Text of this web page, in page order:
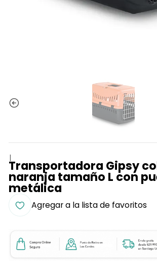
|
Transportadora Gipsy
naranja tamaño L con
metálica
Agregar a la lista de favoritos